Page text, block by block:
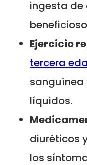
ingesta de
Ejercicio
tercera
sanguínea
líquidos.
diuréticos
los